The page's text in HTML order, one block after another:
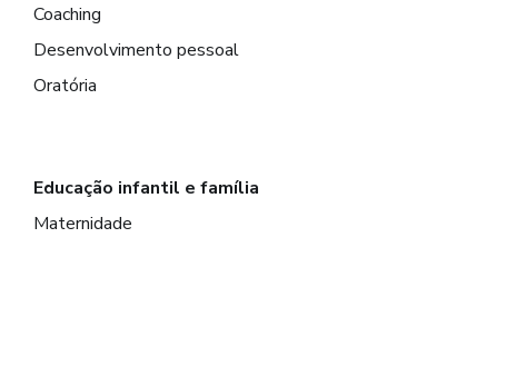
Coaching
Desenvolvimento pessoal
Oratória
Educação infantil e família
Maternidade